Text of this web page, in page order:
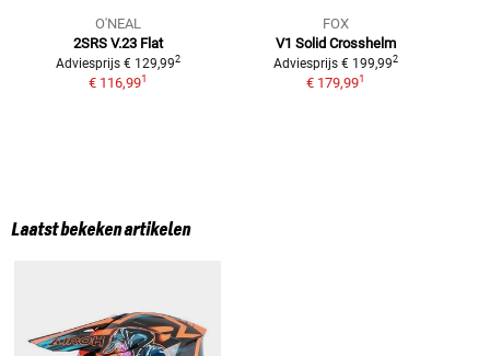
O'NEAL
2SRS V.23 Flat
Adviesprijs € 129,992
€ 116,991
FOX
V1 Solid Crosshelm
Adviesprijs € 199,992
€ 179,991
Laatst bekeken artikelen